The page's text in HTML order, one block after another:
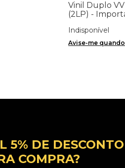
Vinil Duplo
(2LP) -
Indisponível
Avise-me
5% DE
COMPRA?